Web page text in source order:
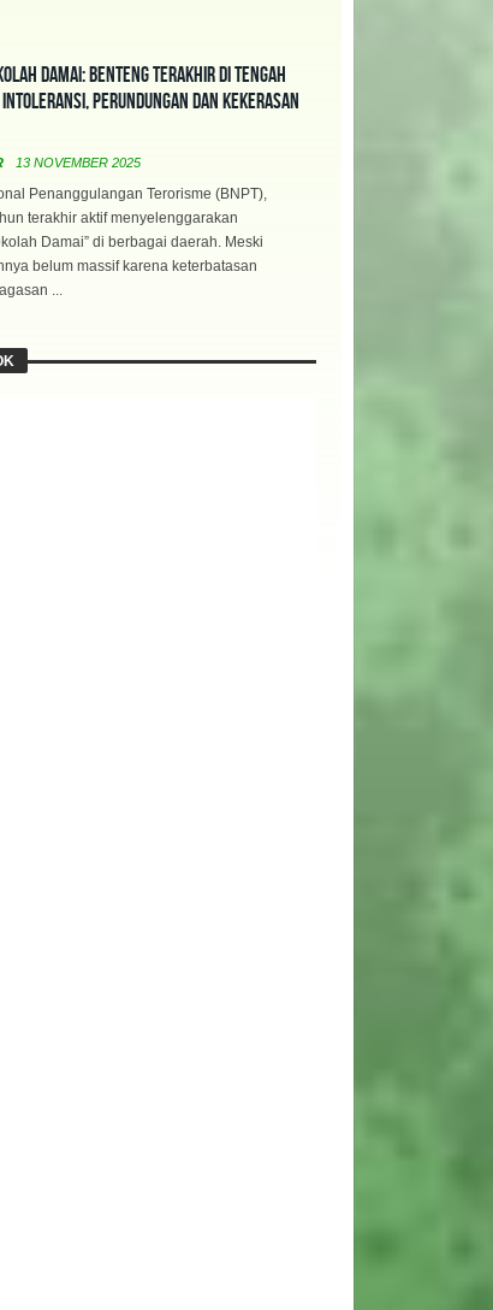
Damai: Benteng Terakhir di Tengah
Intoleransi, Perundungan dan Kekerasan
13 NOVEMBER 2025
Penanggulangan Terorisme (BNPT),
terakhir aktif menyelenggarakan
Damai” di berbagai daerah. Meski
belum massif karena keterbatasan
...